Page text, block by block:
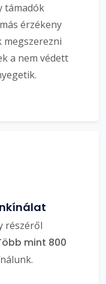
támadók
érzékeny
a nem védett
részéről
mint 800